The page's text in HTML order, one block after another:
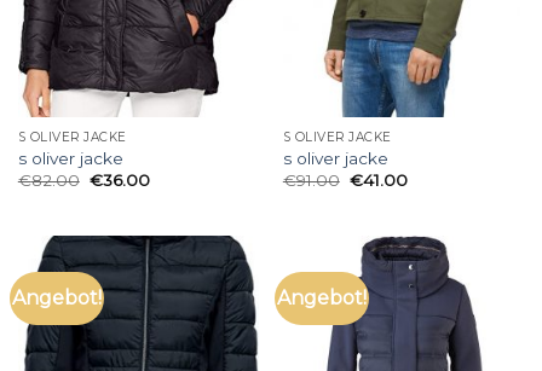
S OLIVER JACKE
s oliver jacke
€82.00 €36.00
S OLIVER JACKE
s oliver jacke
€91.00 €41.00
Angebot! Angebot!